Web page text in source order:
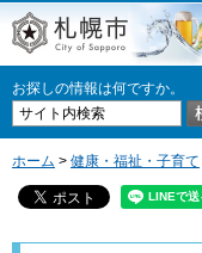
札幌市
お探しの情報は何ですか。
ホーム > 健康・福祉・子育て